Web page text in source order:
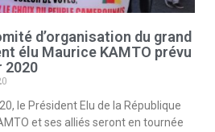
d’organisation du grand
élu Maurice KAMTO prévu
2020
le Président Elu de la République
et ses alliés seront en tournée